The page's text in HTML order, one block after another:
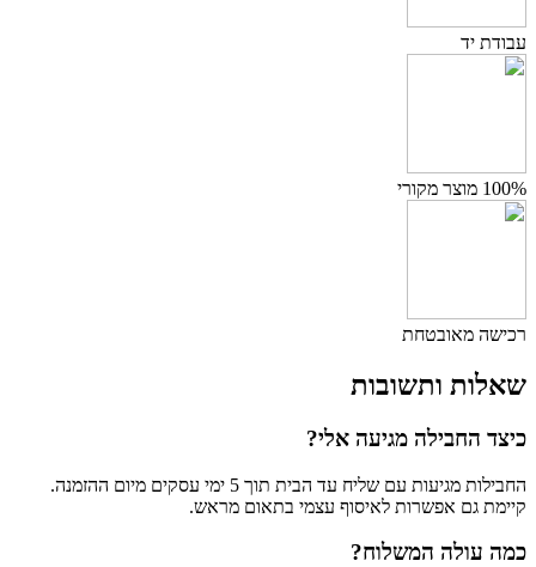
עבודת יד
100% מוצר מקורי
רכישה מאובטחת
שאלות ותשובות
כיצד החבילה מגיעה אלי?
החבילות מגיעות עם שליח עד הבית תוך 5 ימי עסקים מיום ההזמנה.
קיימת גם אפשרות לאיסוף עצמי בתאום מראש.
כמה עולה המשלוח?